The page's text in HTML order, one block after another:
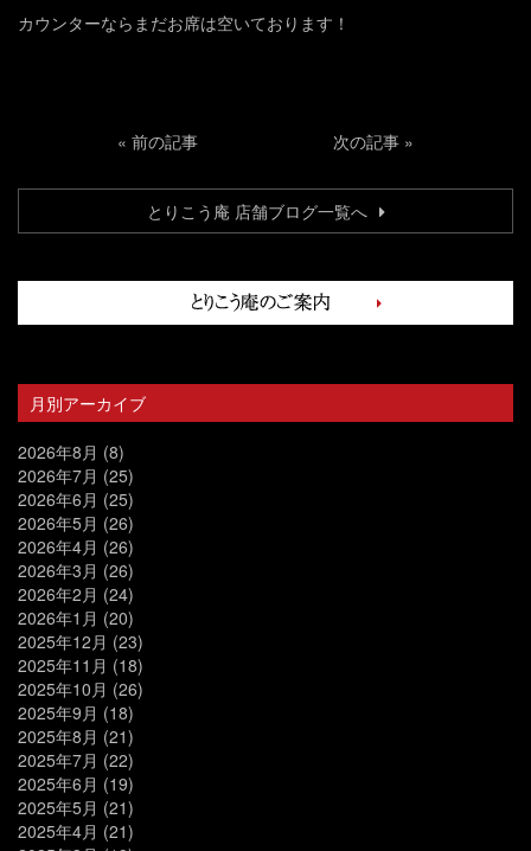
カウンターならまだお席は空いております！
« 前の記事 次の記事 »
とりこう庵 店舗ブログ一覧へ
月別アーカイブ
2026年8月 (8)
2026年7月 (25)
2026年6月 (25)
2026年5月 (26)
2026年4月 (26)
2026年3月 (26)
2026年2月 (24)
2026年1月 (20)
2025年12月 (23)
2025年11月 (18)
2025年10月 (26)
2025年9月 (18)
2025年8月 (21)
2025年7月 (22)
2025年6月 (19)
2025年5月 (21)
2025年4月 (21)